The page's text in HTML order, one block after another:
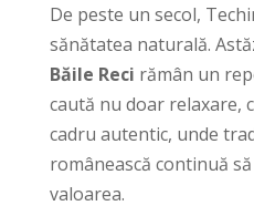
De peste un secol,
sănătatea naturală.
Băile Reci rămân un
caută nu doar relaxare,
cadru autentic, unde
românească continuă
valoarea.